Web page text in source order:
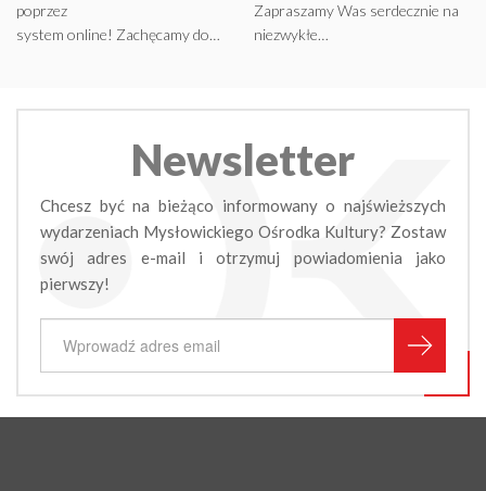
poprzez
system online! Zachęcamy do…
Zapraszamy Was serdecznie na
niezwykłe…
Newsletter
Chcesz być na bieżąco informowany o najświeższych
wydarzeniach Mysłowickiego Ośrodka Kultury? Zostaw
swój adres e-mail i otrzymuj powiadomienia jako
pierwszy!